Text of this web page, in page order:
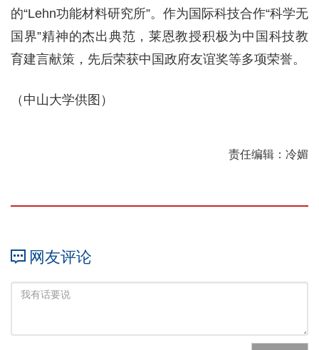
的“Lehn功能材料研究所”。作为国际科技合作“科学无
国界”精神的杰出典范，莱恩教授积极为中国科技教
育建言献策，先后荣获中国政府友谊奖等多项荣誉。
（中山大学供图）
责任编辑：冷媚
网友评论